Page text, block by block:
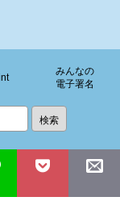
みんなの
電子署名